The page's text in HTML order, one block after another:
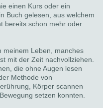
einen Kurs oder ein
Buch gelesen, aus welchem
bereits schon mehr oder
meinem Leben, manches
mit der Zeit nachvollziehen.
die ohne Augen lesen
Methode von
Körper scannen
setzen konnten.